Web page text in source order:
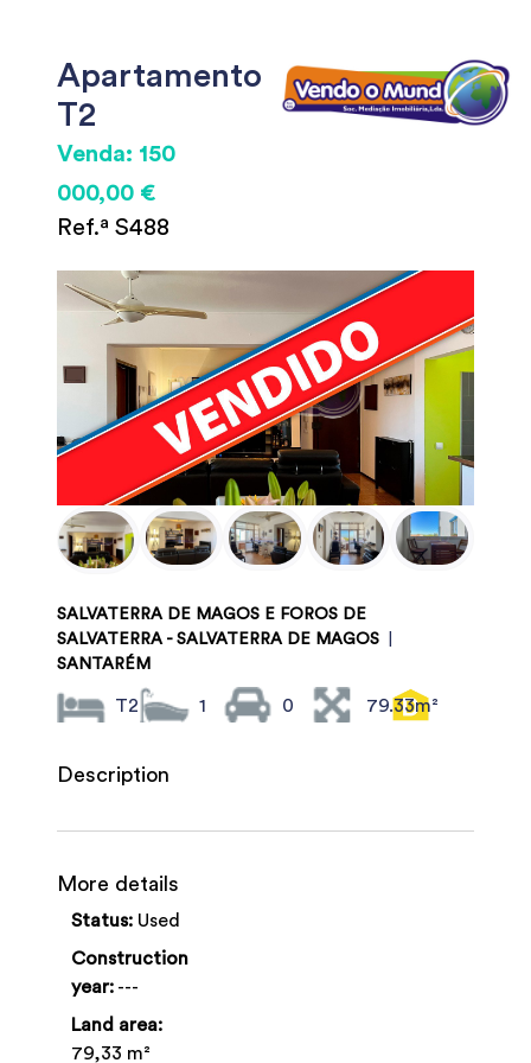
Apartamento
T2
Venda: 150
000,00 €
Ref.ª S488
SALVATERRA DE MAGOS E FOROS DE
SALVATERRA - SALVATERRA DE MAGOS
SANTARÉM
T2 1 0 79.33m²
Description
More details
Status: Used
Construction
year: ---
Land area:
79,33 m²